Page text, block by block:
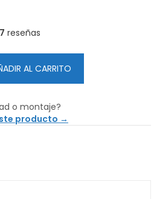
reseñas
AL CARRITO
o montaje?
producto →